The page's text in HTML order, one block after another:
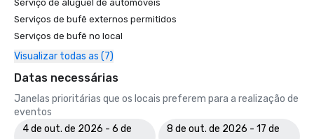
Serviço de aluguel de automóveis
Serviços de bufê externos permitidos
Serviços de bufê no local
Visualizar todas as (7)
Datas necessárias
Janelas prioritárias que os locais preferem para a realização de
eventos
4 de out. de 2026 - 6 de
8 de out. de 2026 - 17 de